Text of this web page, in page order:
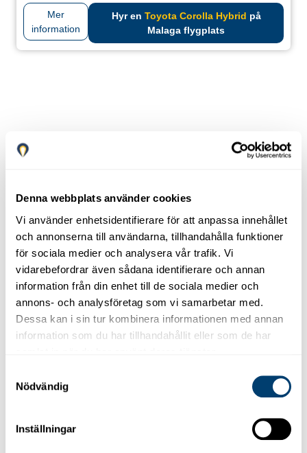
Denna webbplats använder cookies
Vi använder enhetsidentifierare för att anpassa innehållet
och annonserna till användarna, tillhandahålla funktioner
för sociala medier och analysera vår trafik. Vi
vidarebefordrar även sådana identifierare och annan
information från din enhet till de sociala medier och
annons- och analysföretag som vi samarbetar med.
Dessa kan i sin tur kombinera informationen med annan
information som du har tillhandahållit eller som de har
Nödvändig
Inställningar
Mer
information
Hyr en Toyota Corolla Hybrid på
Malaga flygplats
P Automatväxlade
Renault Kadjar Aut., Renault Arkana Aut.
5
5
Renault Kadjar Aut., Renault Arkana Aut.